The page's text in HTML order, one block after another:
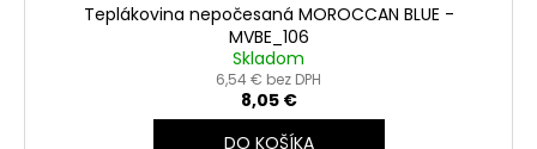
Teplákovina nepočesaná MOROCCAN BLUE -
MVBE_106
Skladom
6,54 € bez DPH
8,05 €
DO KOŠÍKA